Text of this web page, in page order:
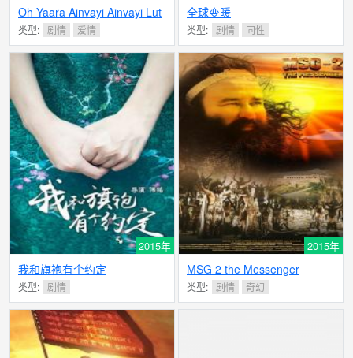
Oh Yaara Ainvayi Ainvayi Lut
Gaya
类型: 剧情 爱情
全球变暖
类型: 剧情 同性
2015年
我和旗袍有个约定
类型: 剧情
2015年
MSG 2 the Messenger
类型: 剧情 奇幻